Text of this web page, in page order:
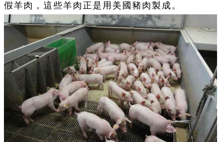
假羊肉，這些羊肉正是用美國豬肉製成。